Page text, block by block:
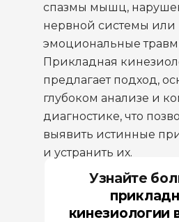
спазмы мышц,
нервной системы или
эмоциональные
Прикладная
предлагает подход,
глубоком анализе и
диагностике, что
выявить истинные
и устранить их.
Узнайте
кинезиологии